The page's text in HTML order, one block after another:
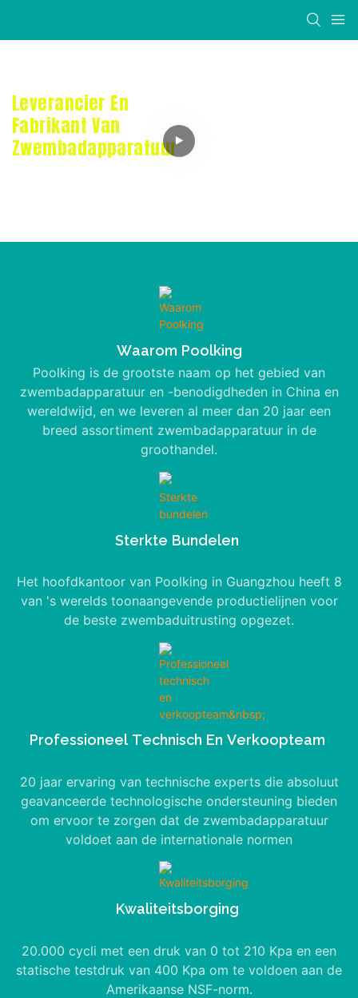
Leverancier En
Fabrikant Van
Zwembadapparatuur
Waarom Poolking
Poolking is de grootste naam op het gebied van
zwembadapparatuur en -benodigdheden in China en
wereldwijd, en we leveren al meer dan 20 jaar een
breed assortiment zwembadapparatuur in de
groothandel.
​​​​​​​Sterkte Bundelen
Het hoofdkantoor van Poolking in Guangzhou heeft 8
van 's werelds toonaangevende productielijnen voor
de beste zwembaduitrusting opgezet.
Professioneel Technisch En Verkoopteam
20 jaar ervaring van technische experts die absoluut
geavanceerde technologische ondersteuning bieden
om ervoor te zorgen dat de zwembadapparatuur
voldoet aan de internationale normen
Kwaliteitsborging
20.000 cycli met een druk van 0 tot 210 Kpa en een
statische testdruk van 400 Kpa om te voldoen aan de
Amerikaanse NSF-norm.